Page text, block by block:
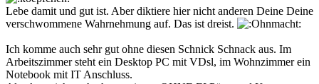
Lebe damit und gut ist. Aber diktiere hier nicht anderen Deine Deine
verschwommene Wahrnehmung auf. Das ist dreist.
Ich komme auch sehr gut ohne diesen Schnick Schnack aus. Im
Arbeitszimmer steht ein Desktop PC mit VDsl, im Wohnzimmer ein
Notebook mit IT Anschluss.